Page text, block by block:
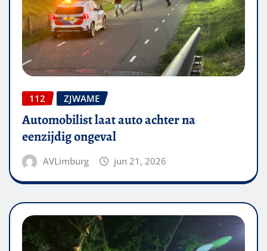
112 ZJWAME
Automobilist laat auto achter na
eenzijdig ongeval
AVLimburg jun 21, 2026